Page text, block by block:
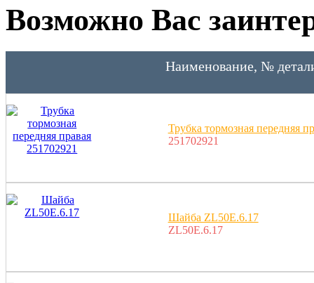
Возможно Вас
Наименование, №
Трубка тормозная передняя
251702921
Шайба ZL50E.6.17
ZL50E.6.17